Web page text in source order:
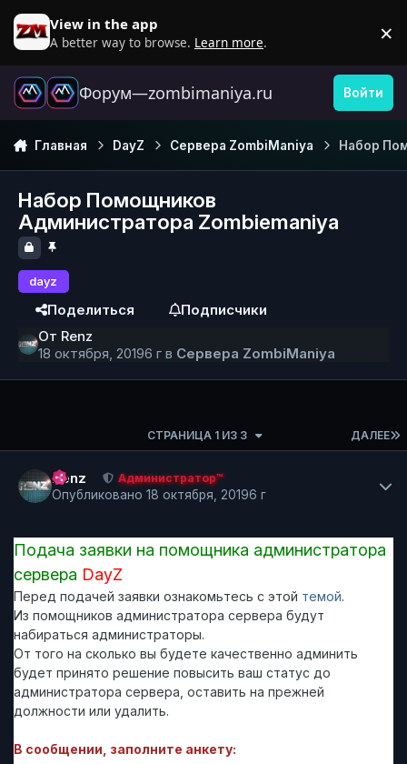
Перейти к содержанию
View in the app
A better way to browse. Learn more. ×
Форум—zombimaniya.ru Войти
Главная DayZ Сервера ZombiManiya Набор
Набор Помощников
Администратора Zombiemaniya
dayz
Поделиться
Подписчики
От Renz
18 октября, 20196 г в Сервера ZombiManiya
ДАЛЕЕ
СТРАНИЦА 1 ИЗ 3
Renz Администратор™
Опубликовано 18 октября, 20196 г
Подача заявки на помощника администратора
сервера DayZ
Перед подачей заявки ознакомьтесь с этой темой.
Из помощников администратора сервера будут
набираться администраторы.
От того на сколько вы будете качественно админить
будет принято решение повысить ваш статус до
администратора сервера, оставить на прежней
должности или удалить.
В сообщении, заполните анкету: